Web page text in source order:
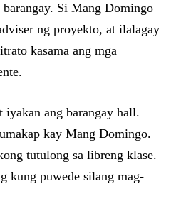
barangay. Si Mang Domingo
ng proyekto, at ilalagay
kasama ang mga
iyakan ang barangay hall.
kay Mang Domingo.
tutulong sa libreng klase.
kung puwede silang mag-